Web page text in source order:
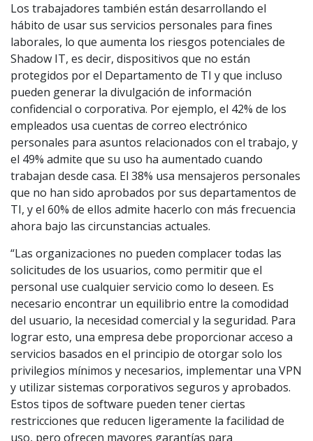
Los trabajadores también están desarrollando el
hábito de usar sus servicios personales para fines
laborales, lo que aumenta los riesgos potenciales de
Shadow IT, es decir, dispositivos que no están
protegidos por el Departamento de TI y que incluso
pueden generar la divulgación de información
confidencial o corporativa. Por ejemplo, el 42% de los
empleados usa cuentas de correo electrónico
personales para asuntos relacionados con el trabajo, y
el 49% admite que su uso ha aumentado cuando
trabajan desde casa. El 38% usa mensajeros personales
que no han sido aprobados por sus departamentos de
TI, y el 60% de ellos admite hacerlo con más frecuencia
ahora bajo las circunstancias actuales.
“Las organizaciones no pueden complacer todas las
solicitudes de los usuarios, como permitir que el
personal use cualquier servicio como lo deseen. Es
necesario encontrar un equilibrio entre la comodidad
del usuario, la necesidad comercial y la seguridad. Para
lograr esto, una empresa debe proporcionar acceso a
servicios basados en el principio de otorgar solo los
privilegios mínimos y necesarios, implementar una VPN
y utilizar sistemas corporativos seguros y aprobados.
Estos tipos de software pueden tener ciertas
restricciones que reducen ligeramente la facilidad de
uso, pero ofrecen mayores garantías para